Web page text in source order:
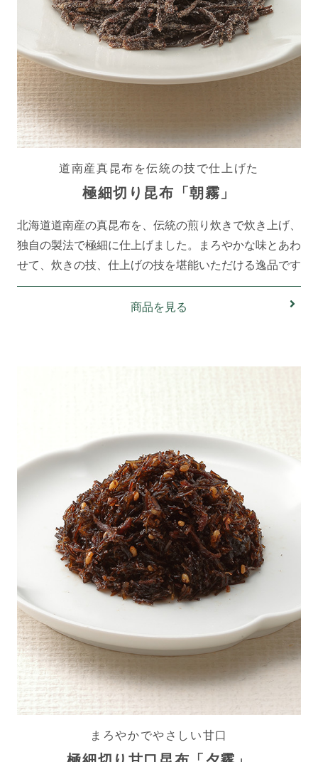
道南産真昆布を伝統の技で仕上げた
極細切り昆布「朝霧」
北海道道南産の真昆布を、伝統の煎り炊きで炊き上げ、
独自の製法で極細に仕上げました。まろやかな味とあわ
せて、炊きの技、仕上げの技を堪能いただける逸品です
商品を見る
まろやかでやさしい甘口